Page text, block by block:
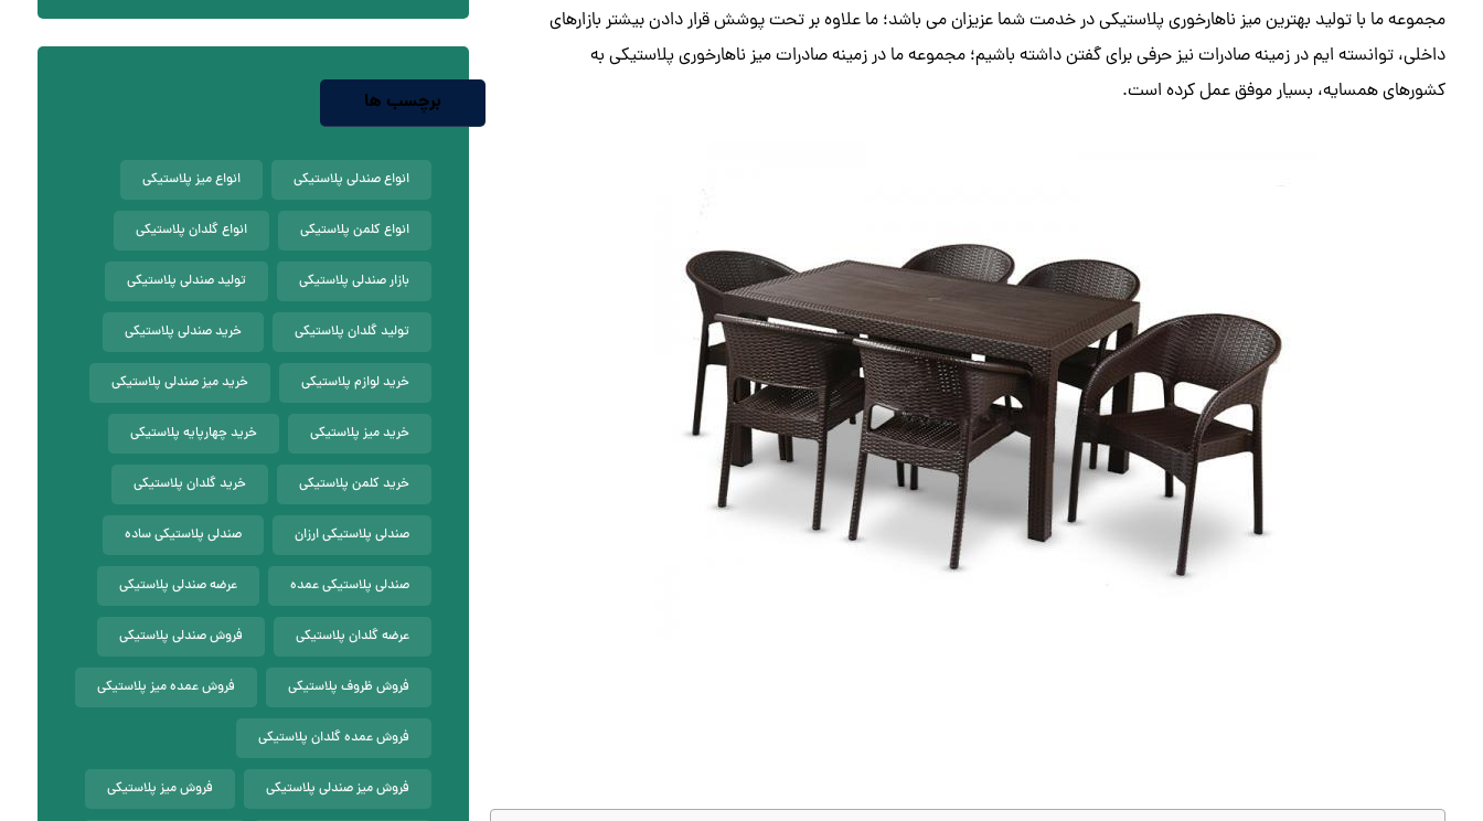
مجموعه ما با تولید بهترین میز ناهارخوری پلاستیکی در خدمت شما عزیزان می باشد؛ ما علاوه بر تحت پوشش قرار دادن بیشتر بازارهای
داخلی، توانسته ایم در زمینه صادرات نیز حرفی برای گفتن داشته باشیم؛ مجموعه ما در زمینه صادرات میز ناهارخوری پلاستیکی به
کشورهای همسایه، بسیار موفق عمل کرده است.
برچسب ها
انواع صندلی پلاستیکی انواع میز پلاستیکی
انواع کلمن پلاستیکی انواع گلدان پلاستیکی
بازار صندلی پلاستیکی تولید صندلی پلاستیکی
تولید گلدان پلاستیکی خرید صندلی پلاستیکی
خرید لوازم پلاستیکی خرید میز صندلی پلاستیکی
خرید میز پلاستیکی خرید چهارپایه پلاستیکی
خرید کلمن پلاستیکی خرید گلدان پلاستیکی
صندلی پلاستیکی ارزان صندلی پلاستیکی ساده
صندلی پلاستیکی عمده عرضه صندلی پلاستیکی
عرضه گلدان پلاستیکی فروش صندلی پلاستیکی
فروش ظروف پلاستیکی فروش عمده میز پلاستیکی
فروش عمده گلدان پلاستیکی
فروش میز صندلی پلاستیکی فروش میز پلاستیکی